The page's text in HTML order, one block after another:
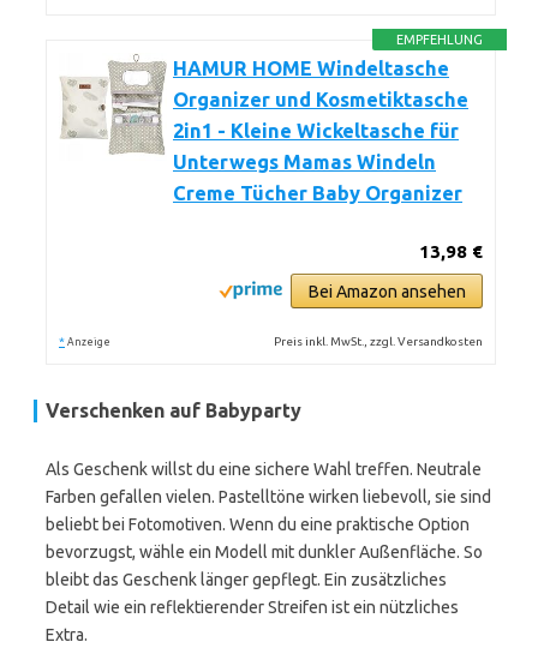
EMPFEHLUNG
HAMUR HOME Windeltasche
Organizer und Kosmetiktasche
2in1 - Kleine Wickeltasche für
Unterwegs Mamas Windeln
Creme Tücher Baby Organizer
13,98 €
Bei Amazon ansehen
* Anzeige Preis inkl. MwSt., zzgl. Versandkosten
Verschenken auf Babyparty
Als Geschenk willst du eine sichere Wahl treffen. Neutrale
Farben gefallen vielen. Pastelltöne wirken liebevoll, sie sind
beliebt bei Fotomotiven. Wenn du eine praktische Option
bevorzugst, wähle ein Modell mit dunkler Außenfläche. So
bleibt das Geschenk länger gepflegt. Ein zusätzliches
Detail wie ein reflektierender Streifen ist ein nützliches
Extra.